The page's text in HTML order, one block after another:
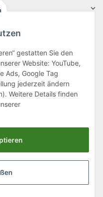
Uhr
gestatten Sie den
Website: YouTube,
Ads, Google Tag
jederzeit ändern
Weitere Details finden